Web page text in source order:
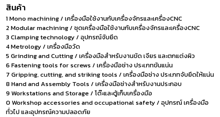
สินค้า
1 Mono machining / เครื่องมือใช้งานกับเครื่องจักรและเครื่องCNC
2 Modular machining / ชุดเครื่องมือใช้งานกับเครื่องจักรและเครื่องCNC
3 Clamping technology / อุปกรณ์จับยึด
4 Metrology / เครื่องมือวัด
5 Grinding and Cutting / เครื่องมือสำหรับงานขัด เจียร และตกแต่งผิว
6 Fastening tools for screws / เครื่องมือช่าง ประเภทขันแน่น
7 Gripping, cutting, and striking tools / เครื่องมือช่าง ประเภทจับยึดให้แน่น
8 Hand and Assembly Tools / เครื่องมือช่างสำหรับงานประกอบ
9 Workstations and Storage / โต๊ะและตู้เก็บเครื่องมือ
0 Workshop accessories and occupational safety / อุปกรณ์ เครื่องมือ
ทั่วไป และอุปกรณ์ความปลอดภัย